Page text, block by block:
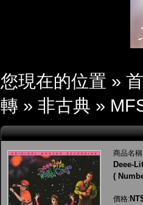
您現在的位置 »
轉 » 非古典 »
商品名
Deee-
(
價格: